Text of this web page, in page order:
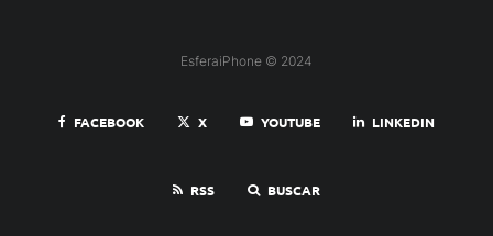
EsferaiPhone © 2024
FACEBOOK X YOUTUBE LINKEDIN
RSS BUSCAR